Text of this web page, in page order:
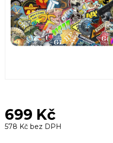
699 Kč
578 Kč bez DPH